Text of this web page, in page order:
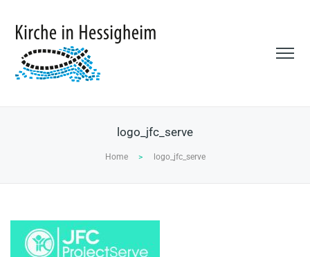
logo_jfc_serve
Home > logo_jfc_serve